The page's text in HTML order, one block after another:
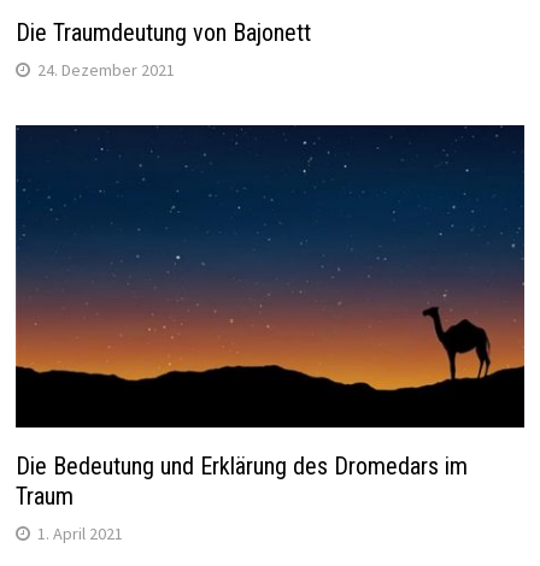
Die Traumdeutung von Bajonett
24. Dezember 2021
Die Bedeutung und Erklärung des Dromedars im
Traum
1. April 2021